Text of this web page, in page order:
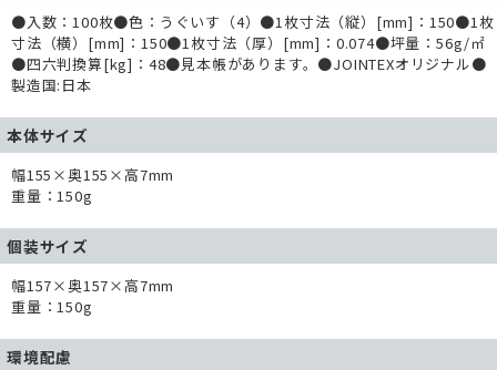
●入数：100枚●色：うぐいす（4）●1枚寸法（縦）[mm]：150●1枚
寸法（横）[mm]：150●1枚寸法（厚）[mm]：0.074●坪量：56g/㎡
●四六判換算[kg]：48●見本帳があります。●JOINTEXオリジナル●
製造国:日本
本体サイズ
幅155×奥155×高7mm
重量：150g
個装サイズ
幅157×奥157×高7mm
重量：150g
環境配慮